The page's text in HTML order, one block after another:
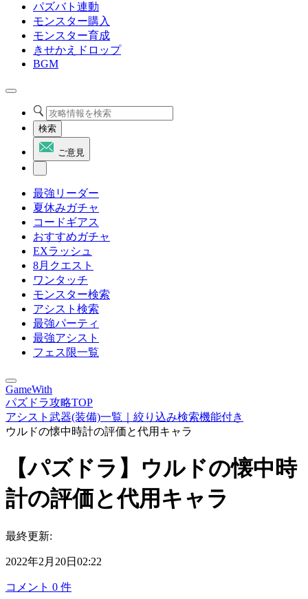
パズバト連動
モンスター購入
モンスター育成
きせかえドロップ
BGM
検索
ご意見
最強リーダー
夏休みガチャ
コードギアス
おすすめガチャ
EXラッシュ
8月クエスト
ワンタッチ
モンスター検索
アシスト検索
最強パーティ
最強アシスト
フェス限一覧
GameWith
パズドラ攻略TOP
アシスト武器(装備)一覧｜絞り込み検索機能付き
ウルドの懐中時計の評価と代用キャラ
【パズドラ】ウルドの懐中時
計の評価と代用キャラ
最終更新:
2022年2月20日02:22
コメント 0 件